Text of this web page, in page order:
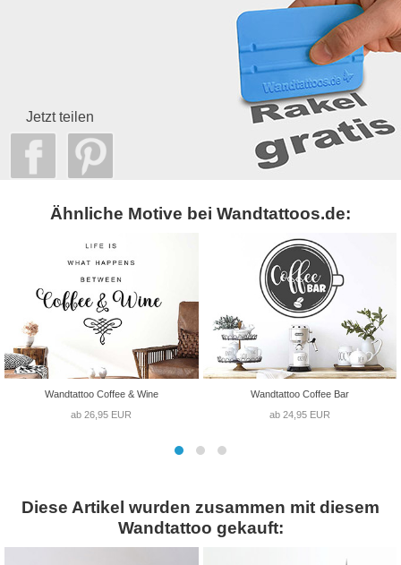
Jetzt teilen
Ähnliche Motive bei Wandtattoos.de:
Wandtattoo Coffee & Wine
ab 26,95 EUR
Wandtattoo Coffee Bar
ab 24,95 EUR
Diese Artikel wurden zusammen mit diesem
Wandtattoo gekauft: